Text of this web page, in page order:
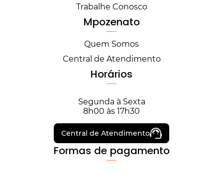
Trabalhe Conosco
Mpozenato
Quem Somos
Central de Atendimento
Horários
Segunda à Sexta
8h00 às 17h30
Central de Atendimento
Formas de pagamento